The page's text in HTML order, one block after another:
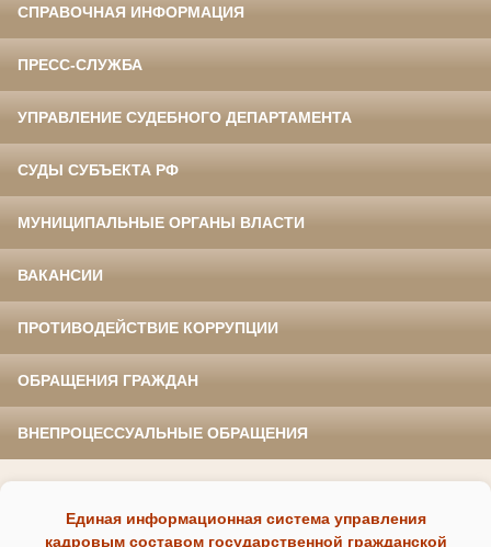
СПРАВОЧНАЯ ИНФОРМАЦИЯ
ПРЕСС-СЛУЖБА
УПРАВЛЕНИЕ СУДЕБНОГО ДЕПАРТАМЕНТА
СУДЫ СУБЪЕКТА РФ
МУНИЦИПАЛЬНЫЕ ОРГАНЫ ВЛАСТИ
ВАКАНСИИ
ПРОТИВОДЕЙСТВИЕ КОРРУПЦИИ
ОБРАЩЕНИЯ ГРАЖДАН
ВНЕПРОЦЕССУАЛЬНЫЕ ОБРАЩЕНИЯ
Единая информационная система управления
кадровым составом государственной гражданской